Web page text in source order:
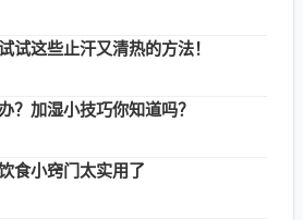
试这些止汗又清热的方法！
？加湿小技巧你知道吗？
食小窍门太实用了